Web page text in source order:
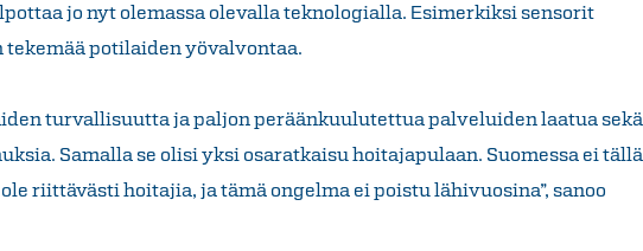
jo nyt olemassa olevalla teknologialla. Еsimerkiksi sensorit
potilaiden yövalvontaa.
turvallisuutta ja paljon peräänkuulutettua palveluiden laatua sekä
Samalla se olisi yksi osaratkaisu hoitajapulaan. Suomessa ei tällä
riittävästi hoitajia, ja tämä ongelma ei poistu lähivuosina”, sanoo